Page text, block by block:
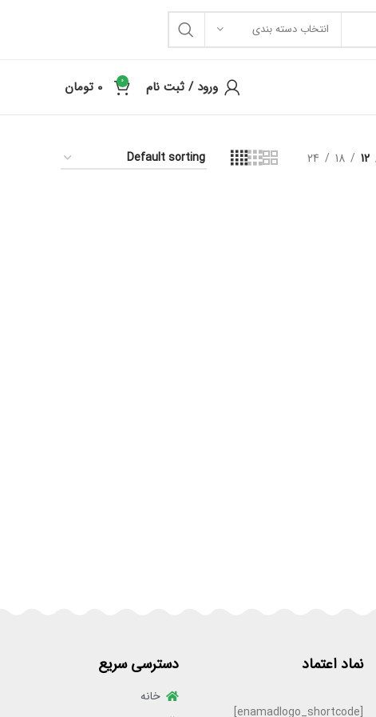
انتخاب دسته بندی
ورود / ثبت نام 0
0 تومان
12
18
24
نماد اعتماد
[enamadlogo_shortcode]
دسترسی سریع
خانه